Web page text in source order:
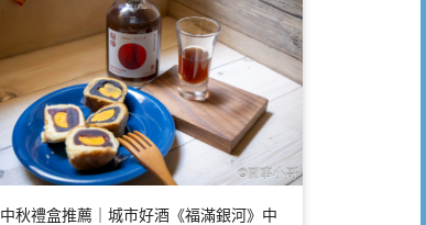
中秋禮盒推薦｜城市好酒《福滿銀河》中